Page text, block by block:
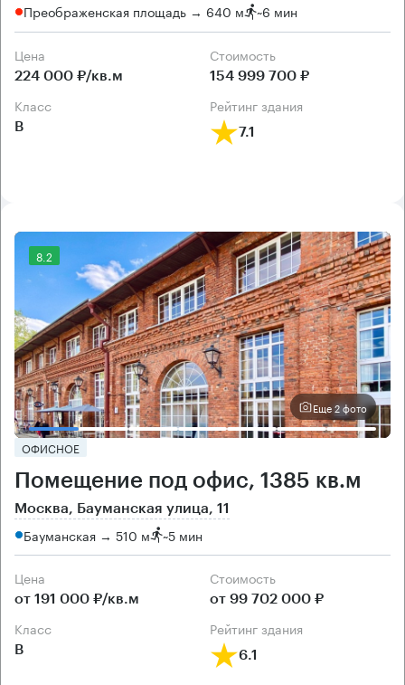
Преображенская площадь → 640 м ~6 мин
Цена
224 000 ₽/кв.м
Cтоимость
154 999 700 ₽
класс
B
рейтинг здания
7.1
8.2
Еще 2 фото
ОФИСНОЕ
Помещение под офис, 1385 кв.м
Москва, Бауманская улица, 11
Бауманская → 510 м ~5 мин
Цена
от 191 000 ₽/кв.м
Cтоимость
от 99 702 000 ₽
класс
B
рейтинг здания
6.1